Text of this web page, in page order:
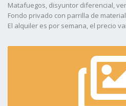
Matafuegos, disyuntor diferencial,
Fondo privado con parrilla de
El alquiler es por semana, el precio